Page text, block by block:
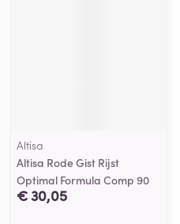
Altisa
Altisa Rode Gist Rijst
Optimal Formula Comp 90
€ 30,05